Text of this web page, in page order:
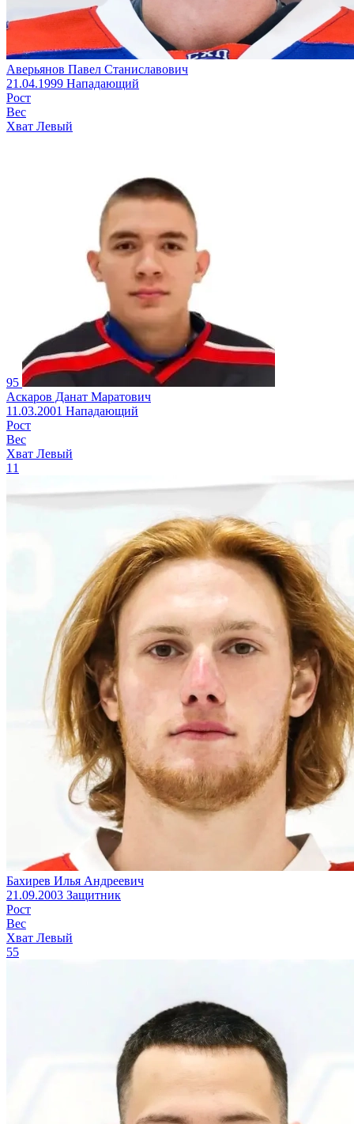
Аверьянов Павел Станиславович
21.04.1999 Нападающий
Рост
Вес
Хват Левый
95
Аскаров Данат Маратович
11.03.2001 Нападающий
Рост
Вес
Хват Левый
11
Бахирев Илья Андреевич
21.09.2003 Защитник
Рост
Вес
Хват Левый
55